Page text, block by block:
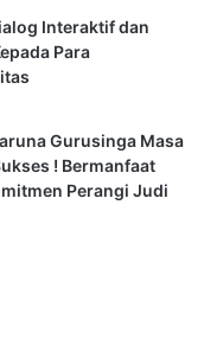
Interaktif dan
Para
Gurusinga Masa
! Bermanfaat
Perangi Judi